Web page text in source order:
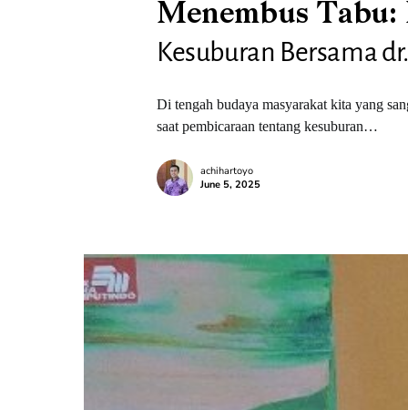
Menembus Tabu:
Kesuburan Bersama
Di tengah budaya masyarakat kita yang
saat pembicaraan tentang kesuburan…
achihartoyo
June 5, 2025